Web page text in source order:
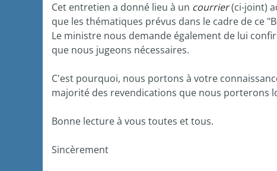
Cet entretien a donné lieu à un courrier(ci-joint)
que les thématiques prévus dans le cadre de ce
Le ministre nous demande également de lui
que nous jugeons nécessaires.
C'est pourquoi, nous portons à votre
majorité des revendications que nous porterons
Bonne lecture à vous toutes et tous.
Sincèrement